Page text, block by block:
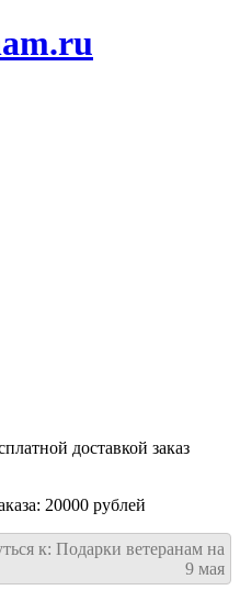
доставкой заказ
20000 рублей
к: Подарки ветеранам на
9 мая